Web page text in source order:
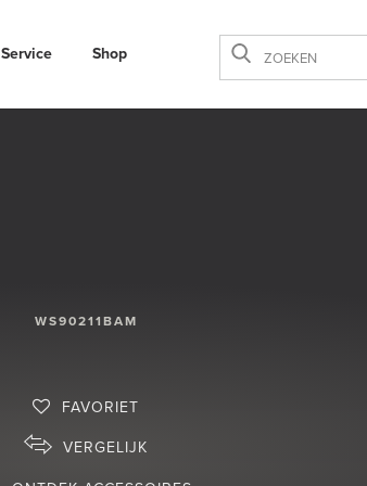
Service Shop
WS90211BAM
FAVORIET
VERGELIJK